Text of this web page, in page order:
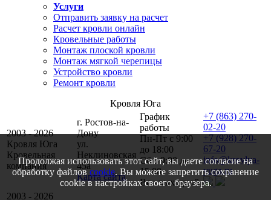
Услуги
Отправить заявку на расчет
Расчет кровли онлайн
Кровельные работы
Монтаж плоской кровли
Монтаж мягкой черепицы
Устройство кровли
Ремонт кровли
Кровля Юга
2003 - 2026
Кровля Юга
Кровельная
компания
г. Ростов-на-
Дону
ул.
Неклиновская
45a
Карта сайта
График
работы
Пн-Пт с 9:00
до 18:00
Сб с 9:00 до
15:00
Вс - выходной
+7 (863) 270-
02-20
+7 (928) 270-
67-20
info@krovlya-
yuga.ru
2003 - 2026
Продолжая использовать этот сайт, вы даете согласие на
обработку файловcookie. Вы можете запретить сохранение
cookie в настройках своего браузера.